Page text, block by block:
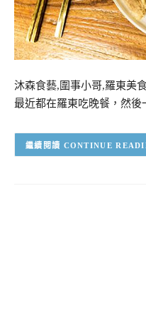
沐森食藝,圍事小哥,羅東美
最近都在羅東吃晚餐，然
CONTINUE